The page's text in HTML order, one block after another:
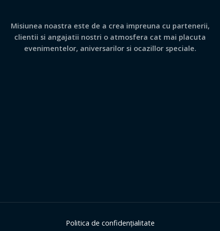
Misiunea noastra este de a crea impreuna cu partenerii,
clientii si angajatii nostri o atmosfera cat mai placuta
evenimentelor, aniversarilor si ocazillor speciale.
Politica de confidențialitate